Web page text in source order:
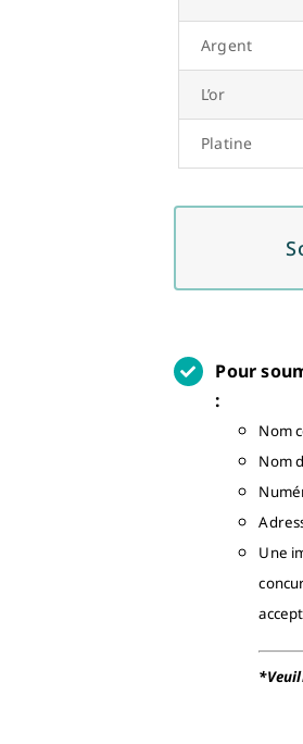
Argent
L’or
Platine
Pour
:
Nom
Nom
Une